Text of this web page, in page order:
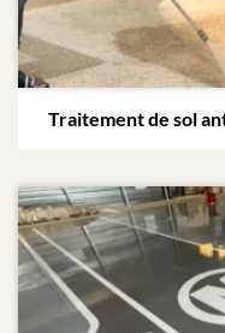
Traitement de sol